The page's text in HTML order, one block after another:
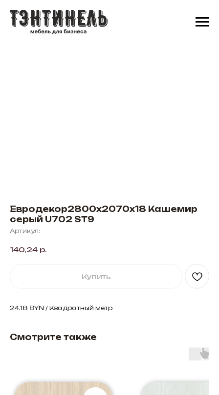
Евродекор2800х2070х18 Кашемир
серый U702 ST9
Артикул:
140,24 р.
Купить
24.18 BYN / Квадратный метр
Смотрите также